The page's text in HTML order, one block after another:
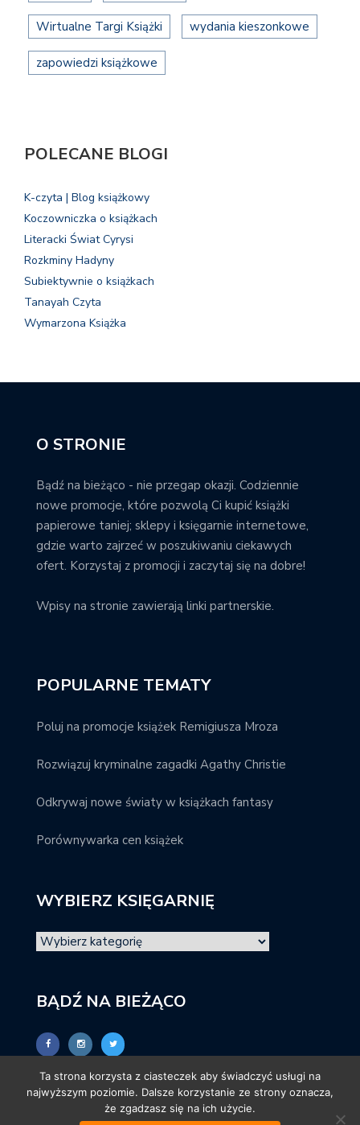
Wirtualne Targi Książki wydania kieszonkowe
zapowiedzi książkowe
POLECANE BLOGI
K-czyta | Blog książkowy
Koczowniczka o książkach
Literacki Świat Cyrysi
Rozkminy Hadyny
Subiektywnie o książkach
Tanayah Czyta
Wymarzona Książka
O STRONIE
Bądź na bieżąco - nie przegap okazji. Codziennie
nowe promocje, które pozwolą Ci kupić książki
papierowe taniej; sklepy i księgarnie internetowe,
gdzie warto zajrzeć w poszukiwaniu ciekawych
ofert. Korzystaj z promocji i zaczytaj się na dobre!
Wpisy na stronie zawierają linki partnerskie.
POPULARNE TEMATY
Poluj na promocje książek Remigiusza Mroza
Rozwiązuj kryminalne zagadki Agathy Christie
Odkrywaj nowe światy w książkach fantasy
Porównywarka cen książek
WYBIERZ KSIĘGARNIĘ
BĄDŹ NA BIEŻĄCO
Ta strona korzysta z ciasteczek aby świadczyć usługi na
najwyższym poziomie. Dalsze korzystanie ze strony oznacza,
że zgadzasz się na ich użycie.